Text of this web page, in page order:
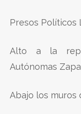
Presos Políticos
Alto a la
Autónomas
Abajo los muros